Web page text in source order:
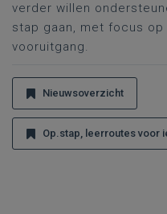
verder willen
stap gaan, met focus
vooruitgang.
Nieuwsoverzicht
Op.stap, leerroutes voor